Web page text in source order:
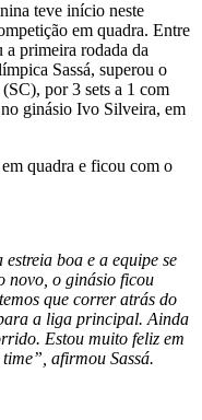
teve início neste
em quadra. Entre
a primeira rodada da
Sassá, superou o
por 3 sets a 1 com
ginásio Ivo Silveira, em
quadra e ficou com o
boa e a equipe se
novo, o ginásio ficou
que correr atrás do
a liga principal. Ainda
Estou muito feliz em
afirmou Sassá.